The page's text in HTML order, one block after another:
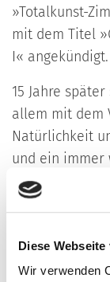
Diese
Wir verwenden
»Totalkunst-
mit dem Titel
I« angekündigt.
15 Jahre
allem mit dem
Natürlichkeit
und ein immer
kanalisierten
heutigen
heilen Natur –